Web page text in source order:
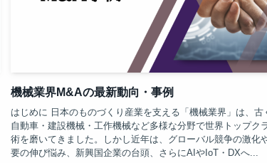
機械業界M&Aの最新動向・事例
はじめに 日本のものづくり産業を支える「機械業界」は、古
自動車・建設機械・工作機械など多様な分野で世界トップク
術を磨いてきました。しかし近年は、グローバル競争の激化
要の伸び悩み、新興国企業の台頭、さらにAIやIoT・DXへ...